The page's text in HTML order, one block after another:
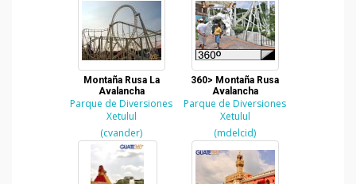
Montaña Rusa La
Avalancha
Parque de Diversiones
Xetulul
(cvander)
360> Montaña Rusa
Avalancha
Parque de Diversiones
Xetulul
(mdelcid)